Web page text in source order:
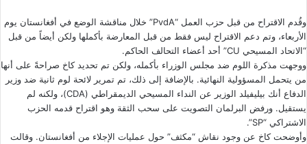
وقُدم الاقتراح من قبل حزب العمل “PvdA” خلال مناقشة الوضع في أفغانستان يوم
الأربعاء، وتم دعم الاقتراح ليس فقط من قبل المعارضة بأكملها ولكن أيضاً من قبل
“الاتحاد المسيحي CU” أحد أعضاء التحالف الحاكم.
ووجهت مذكرة اللوم ضد مجلس الوزراء بأكمله، ولكن تم تحديد كاخ صراحةً على أنها
من يتحمل المسؤولية النهائية. بالإضافة إلى ذلك، تم تمرير لائحة لوم ثانية ضد وزير
الدفاع أنك بيليفيلد الوزير عن النداء المسيحي الديمقراطي (CDA)، ولكنه لم
يستقيل. ورفض البرلمان التصويت على سحب الثقة وهو اقتراح قدمه الحزب
الاشتراكي “SP”.
وأوضحت كاخ عن وجود نقاش “مكثف” حول عمليات الإجلاء من أفغانستان. وقالت